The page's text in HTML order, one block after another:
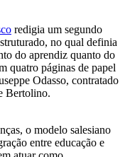
redigia um segundo
no qual definia
do aprendiz quanto do
quatro páginas de papel
Odasso, contratado
Bertolino.
o modelo salesiano
entre educação e